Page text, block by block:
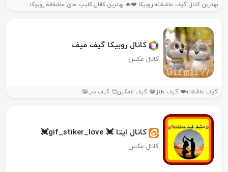
بهترین کانال گیف عاشقانه روبیکا ❤️🔥 بهترین کانال کلیپ های عاشقانه روبیکا...
کانال روبیکا گیف میف
کانال عکس
گیف عاشقانه❤️ گیف طنز😂 گیف غمگین😔 گیف دپ😪
کانال ایتا 💓 gif_stiker_love💓
کانال عکس